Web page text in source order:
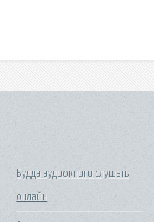
Будда аудиокниги слушать
онлайн